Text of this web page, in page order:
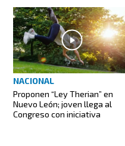
NACIONAL
Proponen “Ley Therian” en
Nuevo León; joven llega al
Congreso con iniciativa